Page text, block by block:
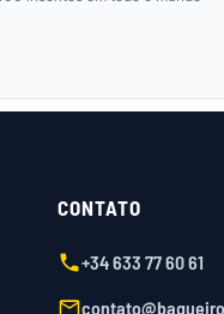
CONTATO
+34 633 77 60 61